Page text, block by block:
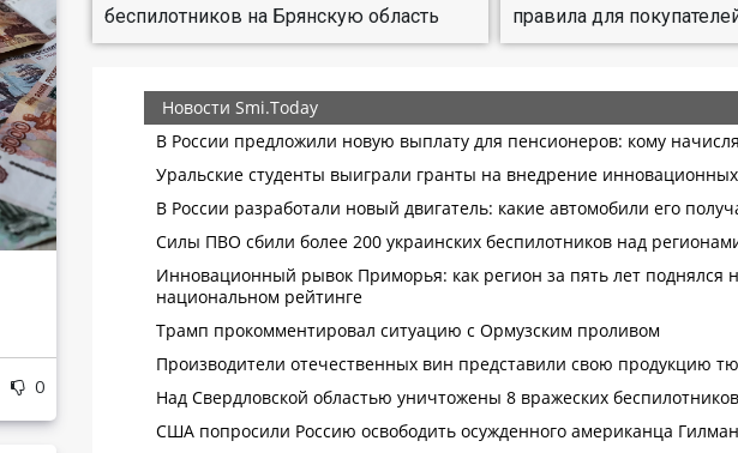
0
беспилотников на Брянскую область
правила для